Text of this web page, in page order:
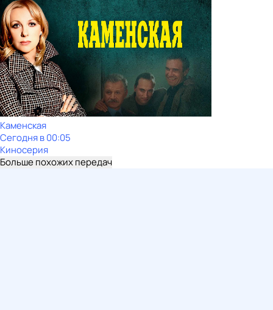
Каменская
Сегодня в 00:05
Киносерия
Больше похожих передач